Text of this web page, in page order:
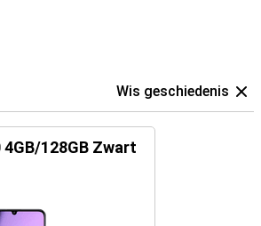
Wis geschiedenis
128GB Zwart